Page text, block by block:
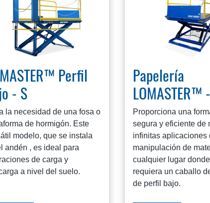
Perfil
- S
la necesidad de una fosa o
de hormigón. Este
modelo, que se instala
andén , es ideal para
de carga y
a nivel del suelo.
Papelería
LOMASTER™
Proporciona una
segura y eficiente de
infinitas aplicaciones
manipulación de
cualquier lugar
requiera un caballo
de perfil bajo.